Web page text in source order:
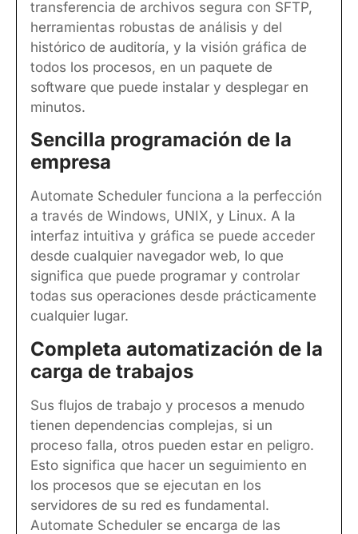
transferencia de archivos segura con SFTP,
herramientas robustas de análisis y del
histórico de auditoría, y la visión gráfica de
todos los procesos, en un paquete de
software que puede instalar y desplegar en
minutos.
Sencilla programación de la
empresa
Automate Scheduler funciona a la perfección
a través de Windows, UNIX, y Linux. A la
interfaz intuitiva y gráfica se puede acceder
desde cualquier navegador web, lo que
significa que puede programar y controlar
todas sus operaciones desde prácticamente
cualquier lugar.
Completa automatización de la
carga de trabajos
Sus flujos de trabajo y procesos a menudo
tienen dependencias complejas, si un
proceso falla, otros pueden estar en peligro.
Esto significa que hacer un seguimiento en
los procesos que se ejecutan en los
servidores de su red es fundamental.
Automate Scheduler se encarga de las